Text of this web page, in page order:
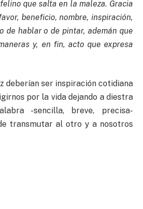
que salta en la maleza. Gracia
beneficio, nombre, inspiración,
de hablar o de pintar, ademán que
y, en fin, acto que expresa
deberían ser inspiración cotidiana
por la vida dejando a diestra
-sencilla, breve, precisa-
transmutar al otro y a nosotros